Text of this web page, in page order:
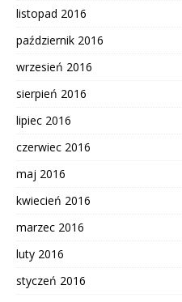
listopad 2016
październik 2016
wrzesień 2016
sierpień 2016
lipiec 2016
czerwiec 2016
maj 2016
kwiecień 2016
marzec 2016
luty 2016
styczeń 2016